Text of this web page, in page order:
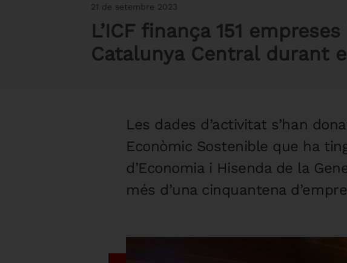
21 de setembre 2023
L’ICF finança 151
Catalunya Central durant
Les dades d’activitat s’han
Econòmic Sostenible que ha
d’Economia i Hisenda de la
més d’una cinquantena